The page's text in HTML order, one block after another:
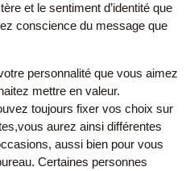
et le sentiment d’identité que
conscience du message que
personnalité que vous aimez
mettre en valeur.
toujours fixer vos choix sur
aurez ainsi différentes
aussi bien pour vous
Certaines personnes